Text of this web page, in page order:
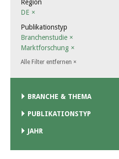
Region
DE ×
Publikationstyp
Branchenstudie ×
Marktforschung ×
Alle Filter entfernen ×
BRANCHE & THEMA
PUBLIKATIONSTYP
JAHR